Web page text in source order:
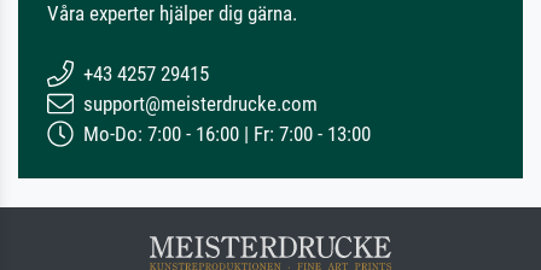
Våra experter hjälper dig gärna.
+43 4257 29415
support@meisterdrucke.com
Mo-Do: 7:00 - 16:00 | Fr: 7:00 - 13:00